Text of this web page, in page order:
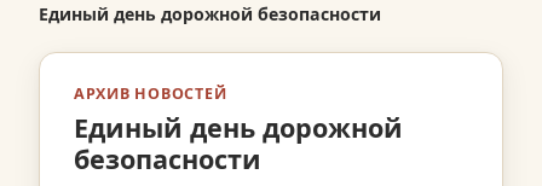
Единый день дорожной безопасности
АРХИВ НОВОСТЕЙ
Единый день дорожной
безопасности